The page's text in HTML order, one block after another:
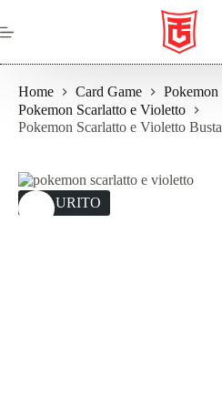
al
contenuto
Home Card Game
Pokemon
Pokemon Scarlatto e Violetto
Pokemon Scarlatto e Violetto Busta
ESAURITO